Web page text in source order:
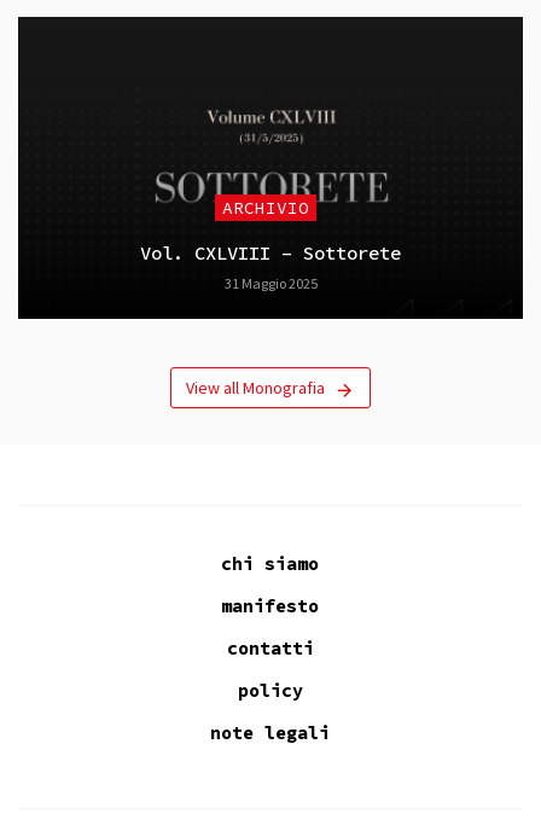
ARCHIVIO
Vol. CXLVIII – Sottorete
31 Maggio 2025
View all Monografia
chi siamo
manifesto
contatti
policy
note legali